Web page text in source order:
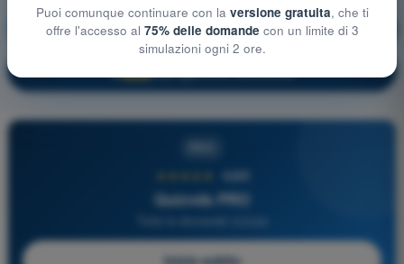
Regolamentazione Aeronautica Allenamento!
4,6/5
Quizvds PRO
Puoi comunque continuare con la versione gratuita, che ti
offre l'accesso al 75% delle domande con un limite di 3
simulazioni ogni 2 ore.